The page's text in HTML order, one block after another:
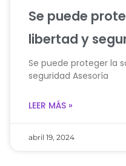
Se puede
libertad y
Se puede proteger la
seguridad Asesoría
LEER MÁS »
abril 19, 2024